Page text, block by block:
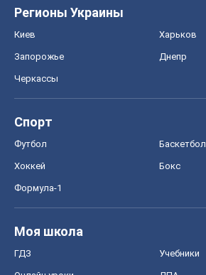
Регионы Украины
Киев Харьков
Запорожье Днепр
Черкассы
Спорт
Футбол Баскетбол
Хоккей Бокс
Формула-1
Моя школа
ГДЗ Учебники